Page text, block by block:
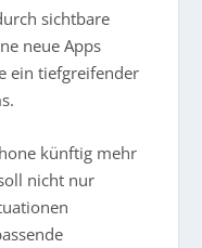
sichtbare
neue Apps
ein tiefgreifender
künftig mehr
nicht nur